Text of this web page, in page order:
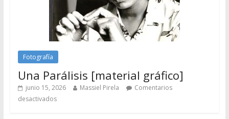
Fotografía
Una Parálisis [material gráfico]
junio 15, 2026 Massiel Pirela
Comentarios
desactivados